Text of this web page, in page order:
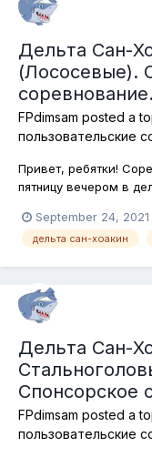
Дельта Сан-
(Лососевые).
FPdimsam posted a
пользовательские
Привет, ребятки!
пятницу вечером в
Именно так
соревновании мы
September 24, 2021
дельта сан-хоакин
Дельта Сан-
Спонсорское
FPdimsam posted a
пользовательские